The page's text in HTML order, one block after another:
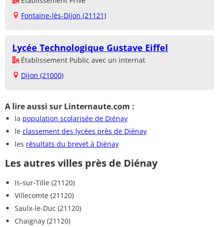
Fontaine-lès-Dijon (21121)
Lycée Technologique Gustave Eiffel
Établissement Public avec un internat
Dijon (21000)
A lire aussi sur Linternaute.com :
la population scolarisée de Diénay
le classement des lycées près de Diénay
les résultats du brevet à Diénay
Les autres villes près de Diénay
Is-sur-Tille (21120)
Villecomte (21120)
Saulx-le-Duc (21120)
Chaignay (21120)